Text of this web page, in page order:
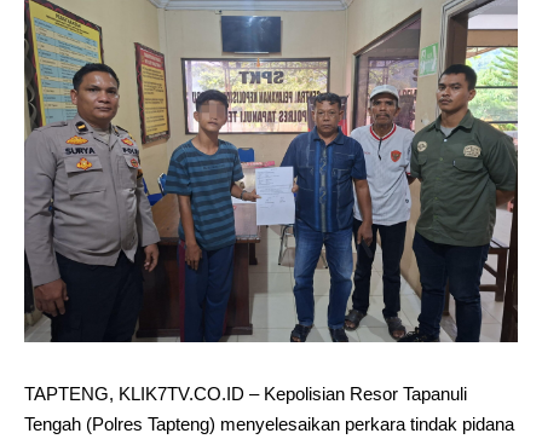
TAPTENG, KLIK7TV.CO.ID – Kepolisian Resor Tapanuli
Tengah (Polres Tapteng) menyelesaikan perkara tindak pidana